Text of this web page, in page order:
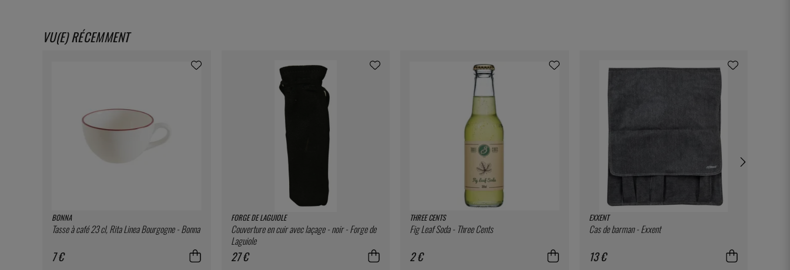
VU(E) RÉCEMMENT
BONNA
Tasse à café 23 cl, Rita Linea Bourgogne - Bonna
7 €
FORGE DE LAGUIOLE
Couverture en cuir avec laçage - noir - Forge de
Laguiole
27 €
THREE CENTS
Fig Leaf Soda - Three Cents
2 €
EXXENT
Cas de barman - Exxent
13 €